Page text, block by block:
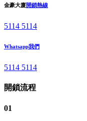
金豪大廈開鎖熱線
5114 5114
Whatsapp我們
5114 5114
開鎖流程
01